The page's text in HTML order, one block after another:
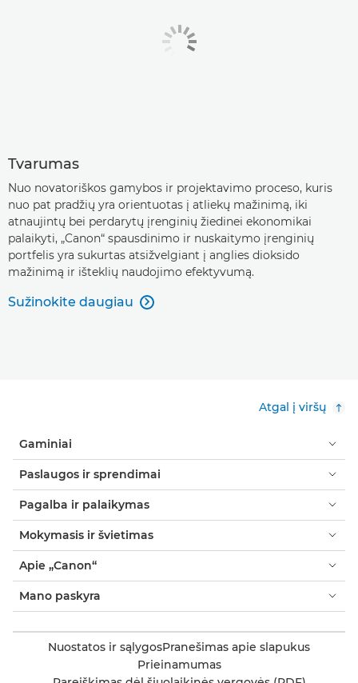
Tvarumas
Nuo novatoriškos gamybos ir projektavimo proceso, kuris
nuo pat pradžių yra orientuotas į atliekų mažinimą, iki
atnaujintų bei perdarytų įrenginių žiedinei ekonomikai
palaikyti, „Canon“ spausdinimo ir nuskaitymo įrenginių
portfelis yra sukurtas atsižvelgiant į anglies dioksido
mažinimą ir išteklių naudojimo efektyvumą.
Sužinokite daugiau 
Atgal į viršų
Gaminiai
Paslaugos ir sprendimai
Pagalba ir palaikymas
Mokymasis ir švietimas
Apie „Canon“
Mano paskyra
Nuostatos ir sąlygosPranešimas apie slapukus
Prieinamumas